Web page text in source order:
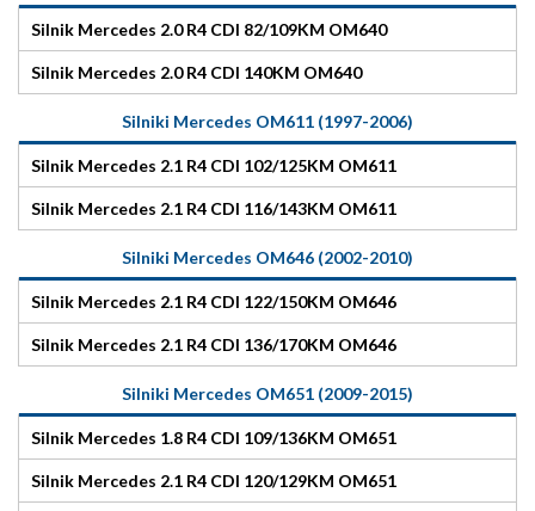
Silnik Mercedes 2.0 R4 CDI 82/109KM OM640
Silnik Mercedes 2.0 R4 CDI 140KM OM640
Silniki Mercedes OM611 (1997-2006)
Silnik Mercedes 2.1 R4 CDI 102/125KM OM611
Silnik Mercedes 2.1 R4 CDI 116/143KM OM611
Silniki Mercedes OM646 (2002-2010)
Silnik Mercedes 2.1 R4 CDI 122/150KM OM646
Silnik Mercedes 2.1 R4 CDI 136/170KM OM646
Silniki Mercedes OM651 (2009-2015)
Silnik Mercedes 1.8 R4 CDI 109/136KM OM651
Silnik Mercedes 2.1 R4 CDI 120/129KM OM651